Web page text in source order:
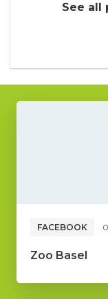
See all
FACEBOOK
Zoo Basel